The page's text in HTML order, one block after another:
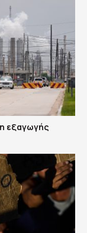
εξαγωγής